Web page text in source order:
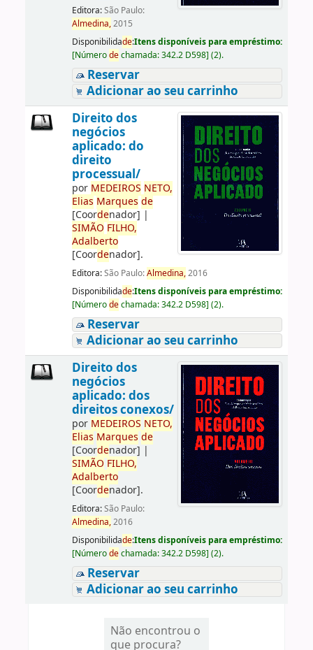
Editora:São Paulo:
Almedina,2015
Disponibilidade:Itens disponíveis para empréstimo:
[Númerodechamada:342.2 D598] (2).
Reservar
Adicionar ao seu carrinho
Direito dos
negócios
aplicado: do
direito
processual/
por MEDEIROS NETO,
Elias Marques de
[Coordenador] |
SIMÃO FILHO,
Adalberto
[Coordenador].
Editora:São Paulo:Almedina,2016
Disponibilidade:Itens disponíveis para empréstimo:
[Númerodechamada:342.2 D598] (2).
Reservar
Adicionar ao seu carrinho
Direito dos
negócios
aplicado: dos
direitos conexos/
por MEDEIROS NETO,
Elias Marques de
[Coordenador] |
SIMÃO FILHO,
Adalberto
[Coordenador].
Editora:São Paulo:
Almedina,2016
Disponibilidade:Itens disponíveis para empréstimo:
[Númerodechamada:342.2 D598] (2).
Reservar
Adicionar ao seu carrinho
Não encontrou o
que procura?